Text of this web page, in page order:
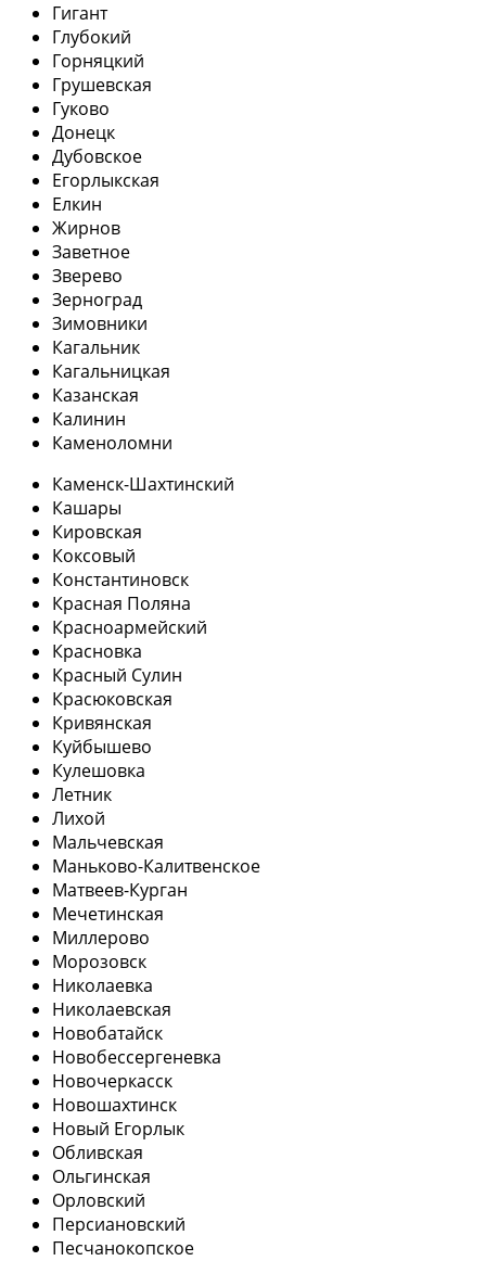
Гигант
Глубокий
Горняцкий
Грушевская
Гуково
Донецк
Дубовское
Егорлыкская
Елкин
Жирнов
Заветное
Зверево
Зерноград
Зимовники
Кагальник
Кагальницкая
Казанская
Калинин
Каменоломни
Каменск-Шахтинский
Кашары
Кировская
Коксовый
Константиновск
Красная Поляна
Красноармейский
Красновка
Красный Сулин
Красюковская
Кривянская
Куйбышево
Кулешовка
Летник
Лихой
Мальчевская
Маньково-Калитвенское
Матвеев-Курган
Мечетинская
Миллерово
Морозовск
Николаевка
Николаевская
Новобатайск
Новобессергеневка
Новочеркасск
Новошахтинск
Новый Егорлык
Обливская
Ольгинская
Орловский
Персиановский
Песчанокопское